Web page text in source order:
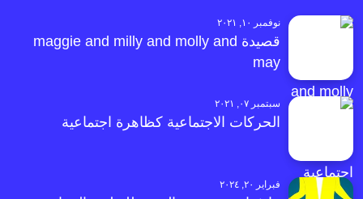
نوفمبر ١٠, ٢٠٢١
قصيدة maggie and milly and molly and
may
سبتمبر ٠٧, ٢٠٢١
الحركات الاجتماعية كظاهرة اجتماعية
فبراير ٢٠, ٢٠٢٤